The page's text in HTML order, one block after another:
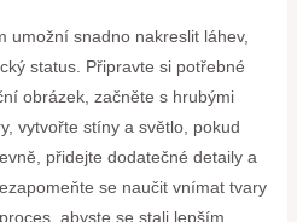
umožní snadno nakreslit láhev,
status. Připravte si potřebné
obrázek, začněte s hrubými
vytvořte stíny a světlo, pokud
přidejte dodatečné detaily a
se naučit vnímat tvary
abyste se stali lepším